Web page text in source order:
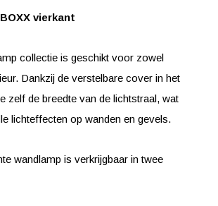
vierkant
collectie is geschikt voor zowel
Dankzij de verstelbare cover in het
zelf de breedte van de lichtstraal, wat
lichteffecten op wanden en gevels.
wandlamp is verkrijgbaar in twee